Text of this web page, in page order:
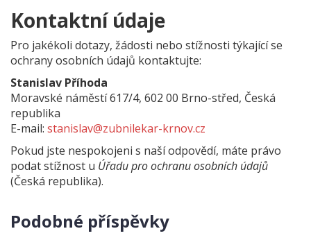
Kontaktní údaje
Pro jakékoli dotazy, žádosti nebo stížnosti týkající se
ochrany osobních údajů kontaktujte:
Stanislav Příhoda
Moravské náměstí 617/4, 602 00 Brno-střed, Česká
republika
E-mail: stanislav@zubnilekar-krnov.cz
Pokud jste nespokojeni s naší odpovědí, máte právo
podat stížnost u Úřadu pro ochranu osobních údajů
(Česká republika).
Podobné příspěvky